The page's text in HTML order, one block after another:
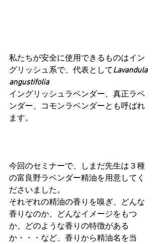
私たちが安全に使用できるものはイン
グリッシュ系で、代表としてLavandula
angustifolia
イングリッシュラベンダー、真正ラベ
ンダー、コモンラベンダーとも呼ばれ
ます。
今回のセミナーで、しまだ先生は３種
の富良野ラベンダー精油を用意してく
ださいました。
それぞれの精油の香りを嗅ぎ、どんな
香りなのか、どんなイメージをもつ
か、どのような香りの特徴がある
か・・・など、香りから精油名を当